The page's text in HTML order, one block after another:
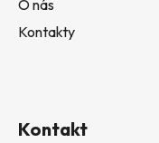
O nás
Kontakty
Kontakt